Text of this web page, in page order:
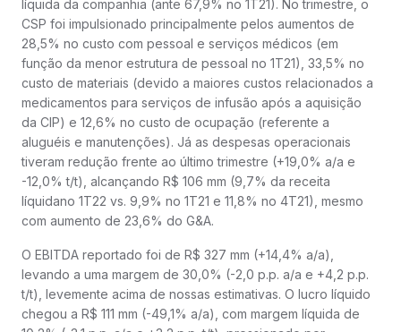
líquida da companhia (ante 67,9% no 1T21). No trimestre, o
CSP foi impulsionado principalmente pelos aumentos de
28,5% no custo com pessoal e serviços médicos (em
função da menor estrutura de pessoal no 1T21), 33,5% no
custo de materiais (devido a maiores custos relacionados a
medicamentos para serviços de infusão após a aquisição
da CIP) e 12,6% no custo de ocupação (referente a
aluguéis e manutenções). Já as despesas operacionais
tiveram redução frente ao último trimestre (+19,0% a/a e
-12,0% t/t), alcançando R$ 106 mm (9,7% da receita
líquidano 1T22 vs. 9,9% no 1T21 e 11,8% no 4T21), mesmo
com aumento de 23,6% do G&A.
O EBITDA reportado foi de R$ 327 mm (+14,4% a/a),
levando a uma margem de 30,0% (-2,0 p.p. a/a e +4,2 p.p.
t/t), levemente acima de nossas estimativas. O lucro líquido
chegou a R$ 111 mm (-49,1% a/a), com margem líquida de